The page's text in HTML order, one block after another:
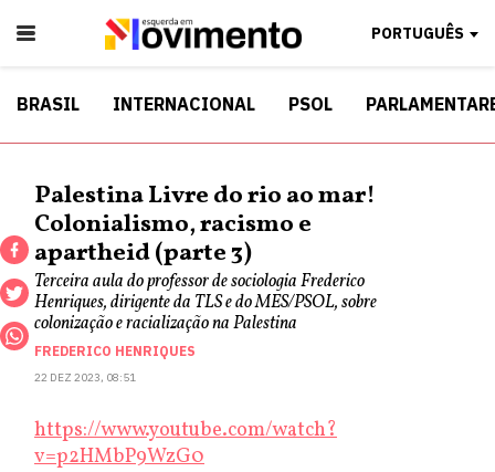
PORTUGUÊS
BRASIL INTERNACIONAL PSOL
Palestina Livre do rio ao mar!
Colonialismo, racismo e
apartheid (parte 3)
Terceira aula do professor de sociologia Frederico
Henriques, dirigente da TLS e do MES/PSOL, sobre
colonização e racialização na Palestina
FREDERICO HENRIQUES
22 DEZ 2023, 08:51
https://www.youtube.com/watch?
v=p2HMbP9WzG0